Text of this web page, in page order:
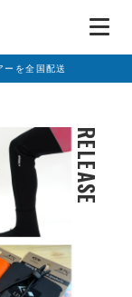
ーを全国配送
RELEASE